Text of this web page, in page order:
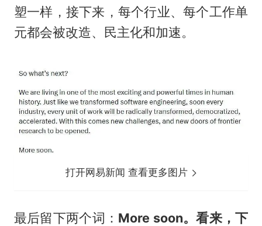
塑一样，接下来，每个行业、每个工作单
元都会被改造、民主化和加速。
打开网易新闻 查看更多图片
最后留下两个词： More soon。看来，下